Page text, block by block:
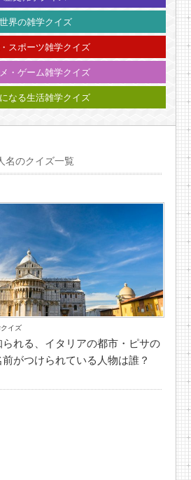
世界の雑学クイズ
スポーツ雑学クイズ
・ゲーム雑学クイズ
なる生活雑学クイズ
名のクイズ一覧
イズ
られる、イタリアの都市・ピサの
がつけられている人物は誰？